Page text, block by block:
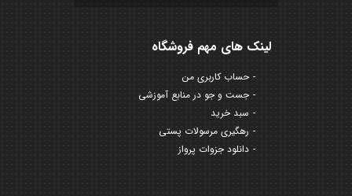
لینک های مهم فروشگاه
حساب کاربری من
جست و جو در منابع آموزشی
سبد خرید
رهگیری مرسولات پستی
دانلود جزوات پرواز